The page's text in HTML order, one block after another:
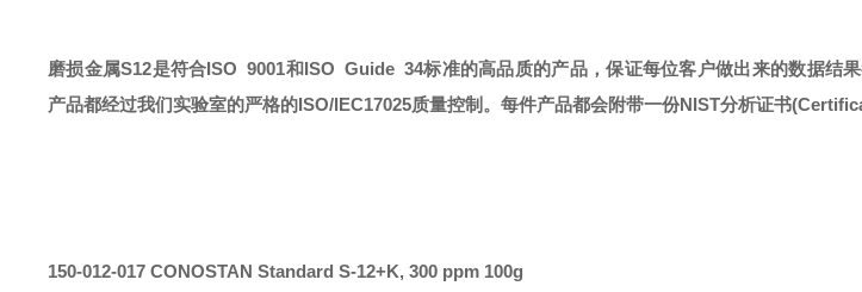
磨损金属S12是符合ISO 9001和ISO Guide 34标准的高品质的产品，保证每位客户做出来的数据结
产品都经过我们实验室的严格的ISO/IEC17025质量控制。每件产品都会附带一份NIST分析证书
150-012-017 CONOSTAN Standard S-12+K, 300 ppm 100g